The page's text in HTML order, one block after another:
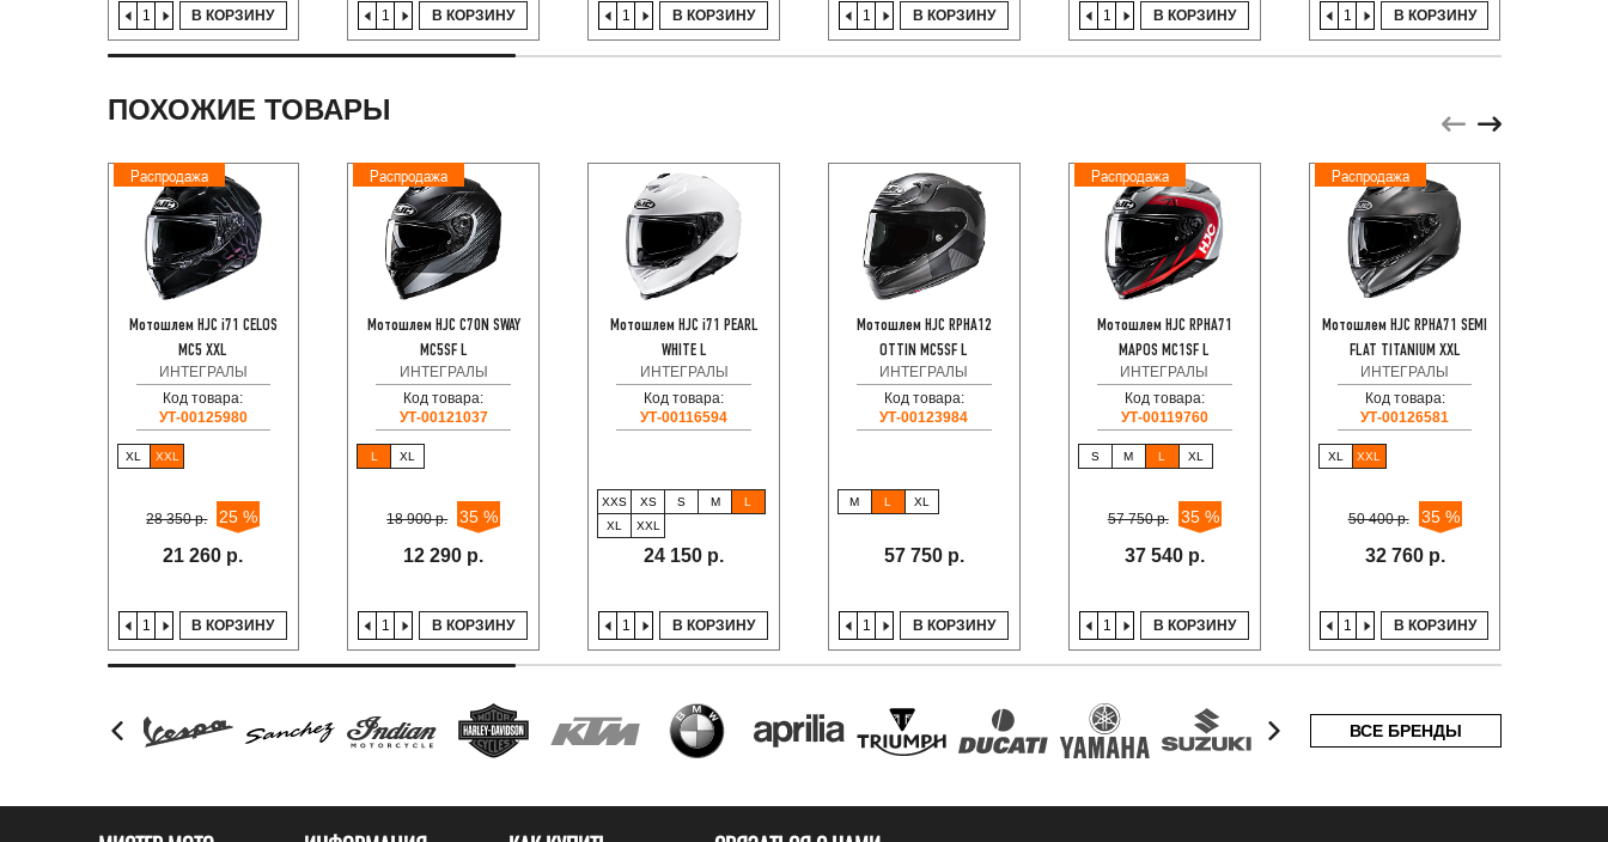
В КОРЗИНУ В КОРЗИНУ В КОРЗИНУ В КОРЗИНУ В КОРЗИНУ В КОРЗИНУ
ПОХОЖИЕ ТОВАРЫ
Распродажа
Мотошлем HJC i71 CELOS
MC5 XXL
ИНТЕГРАЛЫ
Код товара:
УТ-00125980
XL XXL
28 350 р. 25 %
21 260 р.
В КОРЗИНУ
Распродажа
Мотошлем HJC C70N SWAY
MC5SF L
ИНТЕГРАЛЫ
Код товара:
УТ-00121037
L XL
18 900 р. 35 %
12 290 р.
В КОРЗИНУ
Мотошлем HJC i71 PEARL
WHITE L
ИНТЕГРАЛЫ
Код товара:
УТ-00116594
XXS XS S M
L
XL
XXL
24 150 р.
В КОРЗИНУ
Мотошлем HJC RPHA12
OTTIN MC5SF L
ИНТЕГРАЛЫ
Код товара:
УТ-00123984
M L XL
57 750 р.
В КОРЗИНУ
Распродажа
Мотошлем HJC RPHA71
MAPOS MC1SF L
ИНТЕГРАЛЫ
Код товара:
УТ-00119760
S M L XL
57 750 р. 35 %
37 540 р.
В КОРЗИНУ
Распродажа
Мотошлем HJC RPHA71 SEMI
FLAT TITANIUM XXL
ИНТЕГРАЛЫ
Код товара:
УТ-00126581
XL XXL
50 400 р. 35 %
32 760 р.
В КОРЗИНУ
ВСЕ БРЕНДЫ